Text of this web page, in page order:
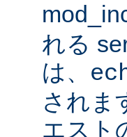
れる
は、
されま
エスト